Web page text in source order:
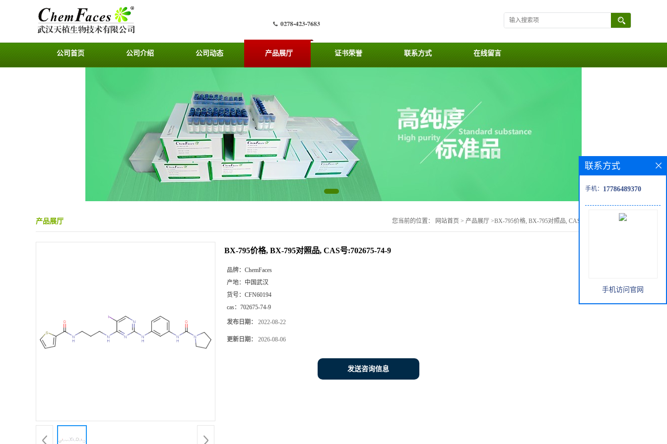
公司首页 公司介绍 公司动态 产品展厅 证书荣誉 联系方式 在线留言
产品展厅 您当前的位置： 网站首页 > 产品展厅 >BX-795价格, BX-795对照品, CAS号:702675-74-9
BX-795价格, BX-795对照品, CAS号:702675-74-9
品牌： ChemFaces
产地： 中国武汉
货号： CFN60194
cas： 702675-74-9
发布日期： 2022-08-22
更新日期： 2026-08-06
发送咨询信息
联系方式
手机： 17786489370
手机访问官网